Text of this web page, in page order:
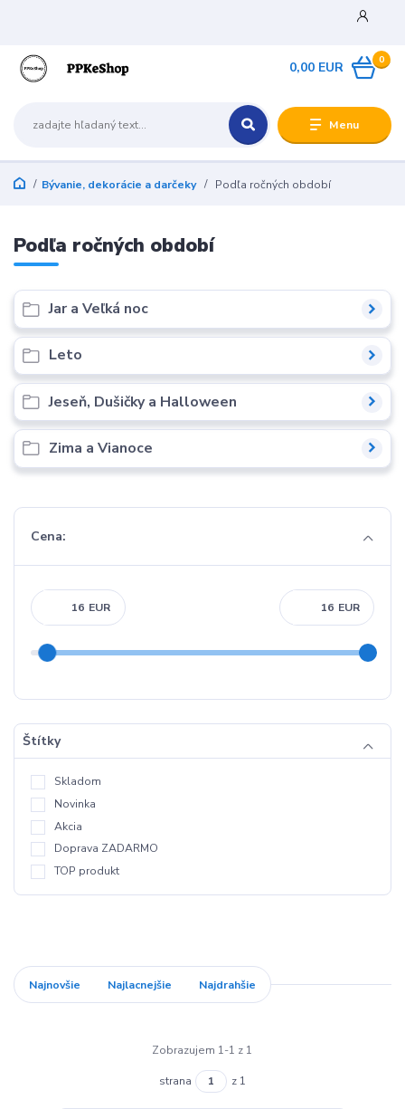
Menu
0
0,00 EUR
Bývanie, dekorácie a darčeky Podľa ročných období
Podľa ročných období
Jar a Veľká noc
Leto
Jeseň, Dušičky a Halloween
Zima a Vianoce
Cena:
EUR EUR
Štítky
Skladom
Novinka
Akcia
Doprava ZADARMO
TOP produkt
Najnovšie Najlacnejšie Najdrahšie
Zobrazujem 1-1 z 1
strana z 1